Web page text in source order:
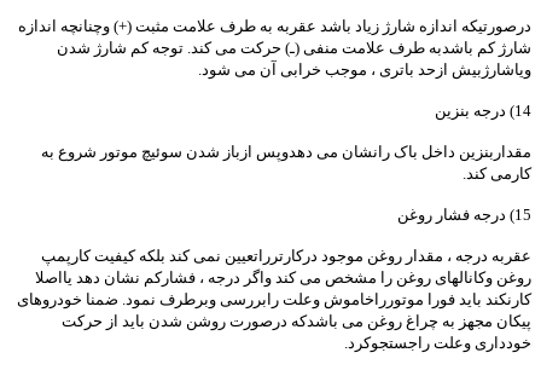
درصورتیکه اندازه شارژ زیاد باشد عقربه به طرف علامت مثبت (+) وچنانچه اندازه
شارژ کم باشدبه طرف علامت منفی (ـ) حرکت می کند. توجه کم شارژ شدن
ویاشارژبیش ازحد باتری ، موجب خرابی آن می شود.
14) درجه بنزین
مقداربنزین داخل باک رانشان می دهدوپس ازباز شدن سوئیچ موتور شروع به
کارمی کند.
15) درجه فشار روغن
عقربه درجه ، مقدار روغن موجود درکارترراتعیین نمی کند بلکه کیفیت کارپمپ
روغن وکانالهای روغن را مشخص می کند واگر درجه ، فشارکم نشان دهد یااصلا
کارنکند باید فورا موتورراخاموش وعلت رابررسی وبرطرف نمود. ضمنا خودروهای
پیکان مجهز به چراغ روغن می باشدکه درصورت روشن شدن باید از حرکت
خودداری وعلت راجستجوکرد.